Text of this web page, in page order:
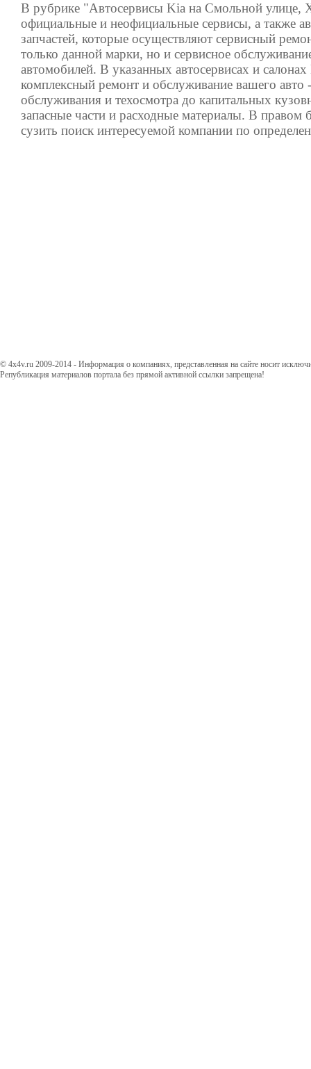
В рубрике "Автосервисы Kia на Смольной улице,
официальные и неофициальные сервисы, а также
запчастей, которые осуществляют сервисный
только данной марки, но и сервисное
автомобилей. В указанных автосервисах и
комплексный ремонт и обслуживание вашего авто
обслуживания и техосмотра до капитальных
запасные части и расходные материалы. В правом
сузить поиск интересуемой компании по
© 4x4v.ru 2009-2014 - Информация о компаниях, представленная на сайте носит
Републикация материалов портала без прямой активной ссылки запрещена!